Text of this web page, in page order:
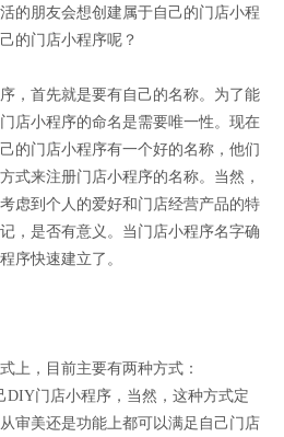
的朋友会想创建属于自己的门店小程
的门店小程序呢？
，首先就是要有自己的名称。为了能
店小程序的命名是需要唯一性。现在
的门店小程序有一个好的名称，他们
式来注册门店小程序的名称。当然，
虑到个人的爱好和门店经营产品的特
，是否有意义。当门店小程序名字确
序快速建立了。
上，目前主要有两种方式：
DIY门店小程序，当然，这种方式定
审美还是功能上都可以满足自己门店